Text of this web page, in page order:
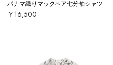
パナマ織りマックベア七分袖シャツ
￥16,500